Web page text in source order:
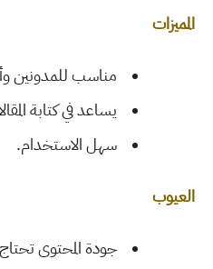
المميزات
مناسب للمدونين
يساعد في كتابة
سهل الاستخدام.
العيوب
جودة المحتوى